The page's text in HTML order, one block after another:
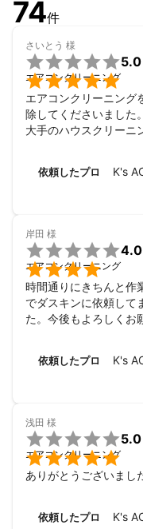
74件
さいとう 様


5.0
エアコンクリーニング
エアコンクリーニング
除してくださいました。
大手のハウスクリーニ
依頼したプロ K's
岸田 様


4.0
エアコンクリーニング
時間通りにきちんと作
でダスキンに依頼して
た。今後もよろしくお
依頼したプロ K's
浅田 様


5.0
エアコンクリーニング
ありがとうございまし
依頼したプロ K's